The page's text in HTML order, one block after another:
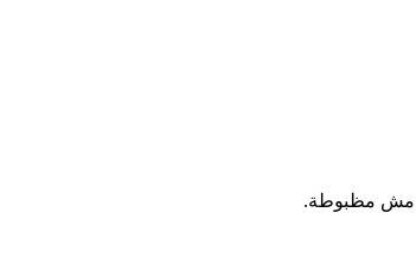
مش مظبوطة.